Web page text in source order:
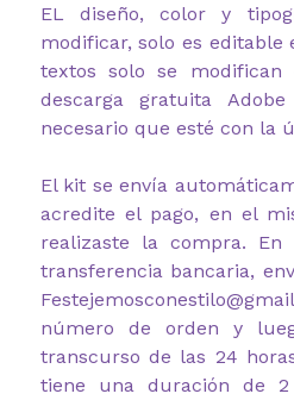
EL diseño, color y
modificar, solo es editable
textos solo se
descarga gratuita
necesario que esté con la
El kit se envía
acredite el pago, en el
realizaste la compra.
transferencia bancaria,
número de orden y
transcurso de las 24
tiene una duración de 2